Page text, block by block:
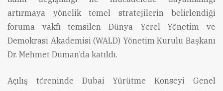
artırmaya yönelik temel stratejilerin belirlendiği
foruma vakfı temsilen Dünya Yerel Yönetim ve
Demokrasi Akademisi (WALD) Yönetim Kurulu Başkanı
Dr. Mehmet Duman’da katıldı.
Açılış töreninde Dubai Yürütme Konseyi Genel